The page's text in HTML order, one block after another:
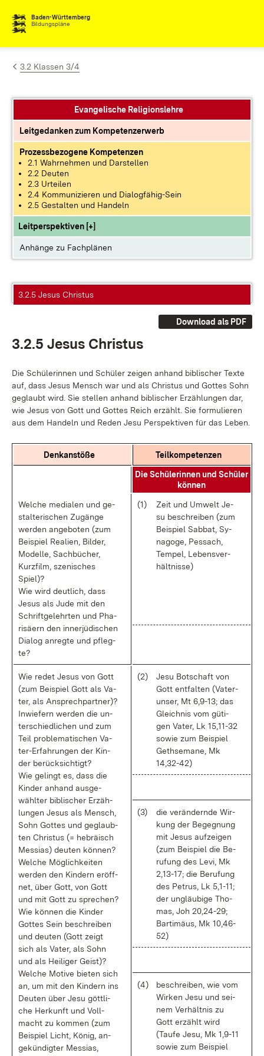
Zum Inhalt springen
Baden-Württemberg
Bildungspläne
3.2 Klassen 3/4
Evangelische Religionslehre
Leitgedanken zum Kompetenzerwerb
Prozessbezogene Kompetenzen
2.1 Wahrnehmen und Darstellen
2.2 Deuten
2.3 Urteilen
2.4 Kommunizieren und Dialogfähig-Sein
2.5 Gestalten und Handeln
Leitperspektiven [+]
Anhänge zu Fachplänen
3.2.5 Jesus Christus
Download als PDF
3.2.5 Je­sus Chris­tus
Die Schü­le­rin­nen und Schü­ler zei­gen an­hand bi­bli­scher Tex­te
auf, dass Je­sus Mensch war und als Chris­tus und Got­tes Sohn
ge­glaubt wird. Sie stel­len an­hand bi­bli­scher Er­zäh­lun­gen dar,
wie Je­sus von Gott und Got­tes Reich er­zählt. Sie for­mu­lie­ren
aus dem Han­deln und Re­den Je­su Per­spek­ti­ven für das Le­ben.
Denk­an­stö­ße Teil­kom­pe­ten­zen
Die Schü­le­rin­nen und Schü­ler
kön­nen
Wel­che me­dia­len und ge­
stal­te­ri­schen Zu­gän­ge
wer­den an­ge­bo­ten (zum
Bei­spiel Rea­li­en, Bil­der,
Mo­del­le, Sach­bü­cher,
Kurz­film, sze­ni­sches
Spiel)?
Wie wird deut­lich, dass
Je­sus als Ju­de mit den
Schrift­ge­lehr­ten und Pha­
ri­sä­ern den in­ner­jü­di­schen
Dia­log an­reg­te und pfleg­
te?
(1)
Zeit und Um­welt Je­
su be­schrei­ben (zum
Bei­spiel Sab­bat, Sy­
nago­ge, Pes­sach,
Tem­pel, Le­bens­ver­
hält­nis­se)
Wie re­det Je­sus von Gott
(zum Bei­spiel Gott als Va­
ter, als An­sprech­part­ner)?
In­wie­fern wer­den die un­
ter­schied­li­chen und zum
Teil pro­ble­ma­ti­schen Va­
ter-Er­fah­run­gen der Kin­
der be­rück­sich­tigt?
Wie ge­lingt es, dass die
Kin­der an­hand aus­ge­
wähl­ter bi­bli­scher Er­zäh­
lun­gen Je­sus als Mensch,
Sohn Got­tes und ge­glaub­
ten Chris­tus (= he­brä­isch
Mes­si­as) deu­ten kön­nen?
Wel­che Mög­lich­kei­ten
wer­den den Kin­dern er­öff­
net, über Gott, von Gott
und mit Gott zu spre­chen?
Wie kön­nen die Kin­der
Got­tes Sein be­schrei­ben
und deu­ten (Gott zeigt
sich als Va­ter, als Sohn
und als Hei­li­ger Geist)?
Wel­che Mo­ti­ve bie­ten sich
an, um mit den Kin­dern ins
Deu­ten über Je­su gött­li­
che Her­kunft und Voll­
macht zu kom­men (zum
Bei­spiel Licht, Kö­nig, an­
ge­kün­dig­ter Mes­si­as,
(2)
Je­su Bot­schaft von
Gott ent­fal­ten (Va­ter­
un­ser, Mt 6,9-13; das
Gleich­nis vom gü­ti­
gen Va­ter, Lk 15,11-32
so­wie zum Bei­spiel
Geth­se­ma­ne, Mk
14,32-42)
(3)
die ver­än­dern­de Wir­
kung der Be­geg­nung
mit Je­sus auf­zei­gen
(zum Bei­spiel die Be­
ru­fung des Le­vi, Mk
2,13-17; die Be­ru­fung
des Pe­trus, Lk 5,1-11;
der un­gläu­bi­ge Tho­
mas, Joh 20,24-29;
Bar­ti­mä­us, Mk 10,46-
52)
(4)
be­schrei­ben, wie vom
Wir­ken Je­su und sei­
nem Ver­hält­nis zu
Gott er­zählt wird
(Tau­fe Je­su, Mk 1,9-11
so­wie zum Bei­spiel